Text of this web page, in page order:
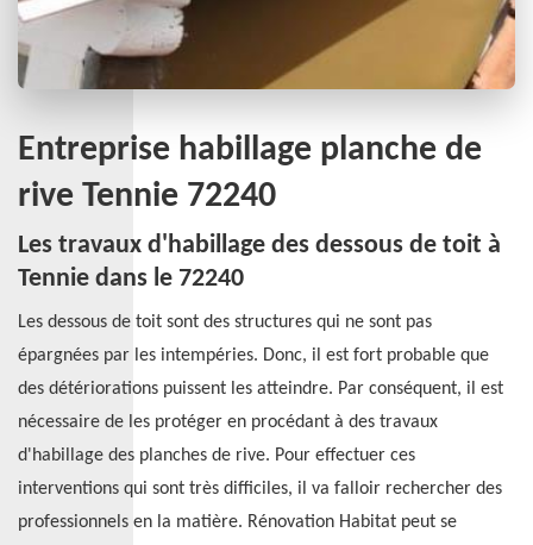
Entreprise habillage planche de
rive Tennie 72240
Les travaux d'habillage des dessous de toit à
Tennie dans le 72240
Les dessous de toit sont des structures qui ne sont pas
épargnées par les intempéries. Donc, il est fort probable que
des détériorations puissent les atteindre. Par conséquent, il est
nécessaire de les protéger en procédant à des travaux
d'habillage des planches de rive. Pour effectuer ces
interventions qui sont très difficiles, il va falloir rechercher des
professionnels en la matière. Rénovation Habitat peut se